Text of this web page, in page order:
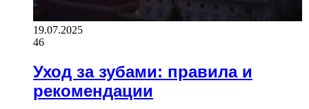
19.07.2025
46
Уход за зубами: правила и
рекомендации